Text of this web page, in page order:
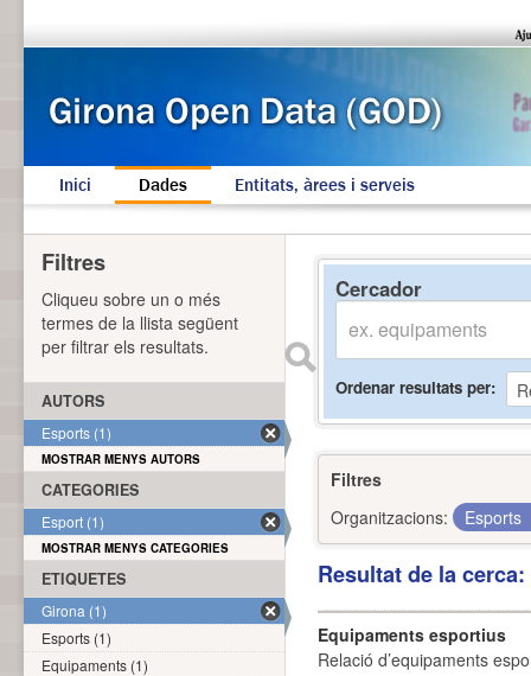
Inici Dades Entitats, àrees i serveis
Cercador
Ordenar resultats per
Filtres
Organitzacions:
Esports
Resultat de la
Equipaments esportius
Relació d’equipaments
Filtres
Cliqueu sobre un o més
termes de la llista següent
per filtrar els resultats.
AUTORS
Esports (1)
MOSTRAR MENYS AUTORS
CATEGORIES
Esport (1)
MOSTRAR MENYS CATEGORIES
ETIQUETES
Girona (1)
Esports (1)
Equipaments (1)